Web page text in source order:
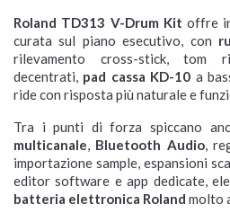
Roland TD313 V-Drum Kit offre
curata sul piano esecutivo, con
rilevamento cross-stick, tom
decentrati, pad cassa KD-10 a
ride con risposta più naturale e
Tra i punti di forza spiccano
multicanale, Bluetooth Audio,
importazione sample, espansioni
editor software e app dedicate,
batteria elettronica Roland molto